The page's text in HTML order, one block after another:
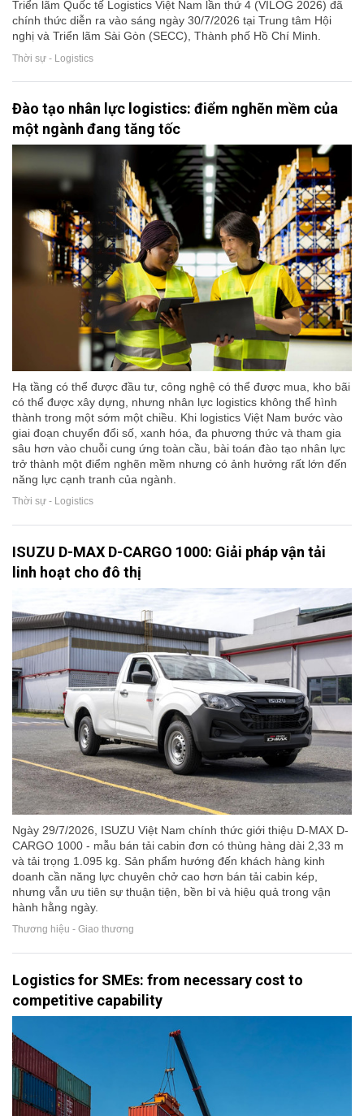
Triển lãm Quốc tế Logistics Việt Nam lần thứ 4 (VILOG 2026) đã
chính thức diễn ra vào sáng ngày 30/7/2026 tại Trung tâm Hội
nghị và Triển lãm Sài Gòn (SECC), Thành phố Hồ Chí Minh.
Thời sự - Logistics
Đào tạo nhân lực logistics: điểm nghẽn mềm của
một ngành đang tăng tốc
Hạ tầng có thể được đầu tư, công nghệ có thể được mua, kho bãi
có thể được xây dựng, nhưng nhân lực logistics không thể hình
thành trong một sớm một chiều. Khi logistics Việt Nam bước vào
giai đoạn chuyển đổi số, xanh hóa, đa phương thức và tham gia
sâu hơn vào chuỗi cung ứng toàn cầu, bài toán đào tạo nhân lực
trở thành một điểm nghẽn mềm nhưng có ảnh hưởng rất lớn đến
năng lực cạnh tranh của ngành.
Thời sự - Logistics
ISUZU D-MAX D-CARGO 1000: Giải pháp vận tải
linh hoạt cho đô thị
Ngày 29/7/2026, ISUZU Việt Nam chính thức giới thiệu D-MAX D-
CARGO 1000 - mẫu bán tải cabin đơn có thùng hàng dài 2,33 m
và tải trọng 1.095 kg. Sản phẩm hướng đến khách hàng kinh
doanh cần năng lực chuyên chở cao hơn bán tải cabin kép,
nhưng vẫn ưu tiên sự thuận tiện, bền bỉ và hiệu quả trong vận
hành hằng ngày.
Thương hiệu - Giao thương
Logistics for SMEs: from necessary cost to
competitive capability